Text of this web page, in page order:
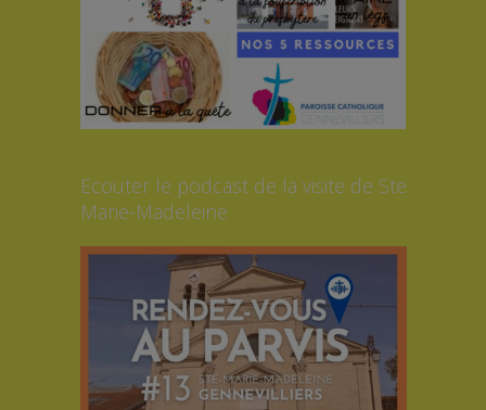
Ecouter le podcast de la visite de Ste
Marie-Madeleine